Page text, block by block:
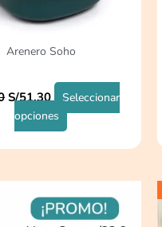
Arenero Soho
S/51.30
Seleccionar
opciones
elegir
en
de
producto